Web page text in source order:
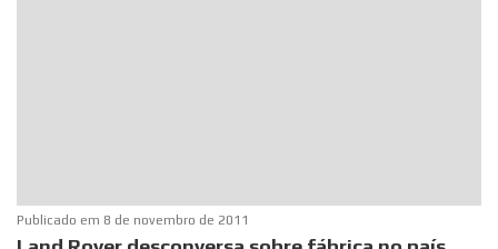
Publicado em 8 de novembro de 2011